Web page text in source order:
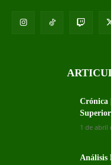
Crónica
1 de abril
Análisis